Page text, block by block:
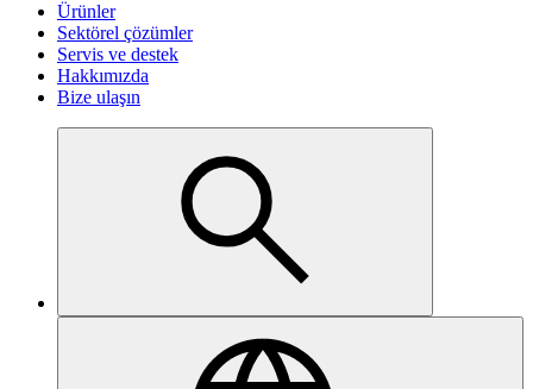
Ürünler
Sektörel çözümler
Servis ve destek
Hakkımızda
Bize ulaşın